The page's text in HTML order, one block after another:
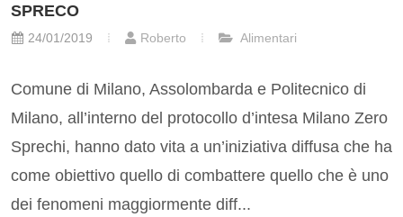
SPRECO
24/01/2019 Roberto Alimentari
Comune di Milano, Assolombarda e Politecnico di
Milano, all’interno del protocollo d’intesa Milano Zero
Sprechi, hanno dato vita a un’iniziativa diffusa che ha
come obiettivo quello di combattere quello che è uno
dei fenomeni maggiormente diff...